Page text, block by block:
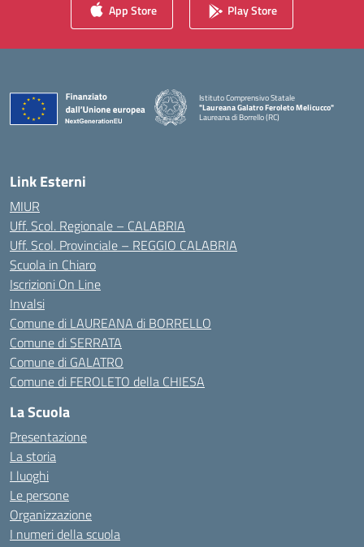
App Store Play Store
Istituto Comprensivo Statale
"Laureana Galatro Feroleto Melicucco"
Laureana di Borrello (RC)
Link Esterni
MIUR
Uff. Scol. Regionale – CALABRIA
Uff. Scol. Provinciale – REGGIO CALABRIA
Scuola in Chiaro
Iscrizioni On Line
Invalsi
Comune di LAUREANA di BORRELLO
Comune di SERRATA
Comune di GALATRO
Comune di FEROLETO della CHIESA
La Scuola
Presentazione
La storia
I luoghi
Le persone
Organizzazione
I numeri della scuola